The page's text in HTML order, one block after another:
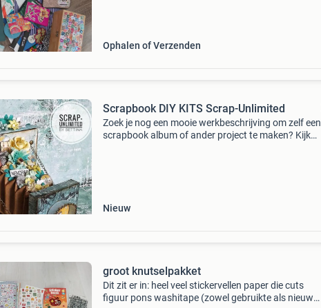
Ophalen of Verzenden
Scrapbook DIY KITS Scrap-Unlimited
Zoek je nog een mooie werkbeschrijving om zelf een
scrapbook album of ander project te maken? Kijk
Nieuw
groot knutselpakket
Dit zit er in: heel veel stickervellen paper die cuts
figuur pons washitape (zowel gebruikte als nieuwe